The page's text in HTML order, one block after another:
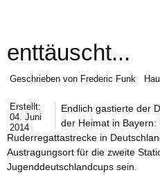
enttäuscht...
Geschrieben von Frederic Funk
Erstellt:
04. Juni
2014
Endlich gastierte der
der Heimat in Bayern:
Ruderregattastrecke in
Austragungsort für die zweite
Jugenddeutschlandcups sein.